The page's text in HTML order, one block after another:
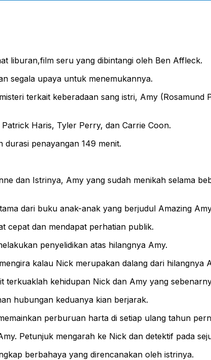
liburan,film seru yang dibintangi oleh Ben Affleck.
segala upaya untuk menemukannya.
terkait keberadaan sang istri, Amy (Rosamund
Haris, Tyler Perry, dan Carrie Coon.
durasi penayangan 149 menit.
dan Istrinya, Amy yang sudah menikah selama
dari buku anak-anak yang berjudul Amazing
cepat dan mendapat perhatian publik.
penyelidikan atas hilangnya Amy.
kalau Nick merupakan dalang dari hilangnya
terkuaklah kehidupan Nick dan Amy yang
hubungan keduanya kian berjarak.
perburuan harta di setiap ulang tahun
Petunjuk mengarah ke Nick dan detektif pada
berbahaya yang direncanakan oleh istrinya.